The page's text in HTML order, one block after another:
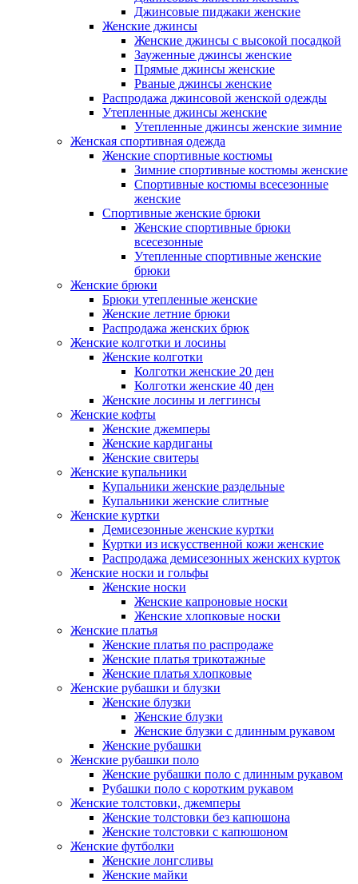
Джинсовые пиджаки женские
Женские джинсы
Женские джинсы с высокой посадкой
Зауженные джинсы женские
Прямые джинсы женские
Рваные джинсы женские
Распродажа джинсовой женской одежды
Утепленные джинсы женские
Утепленные джинсы женские зимние
Женская спортивная одежда
Женские спортивные костюмы
Зимние спортивные костюмы женские
Спортивные костюмы всесезонные
женские
Спортивные женские брюки
Женские спортивные брюки
всесезонные
Утепленные спортивные женские
брюки
Женские брюки
Брюки утепленные женские
Женские летние брюки
Распродажа женских брюк
Женские колготки и лосины
Женские колготки
Колготки женские 20 ден
Колготки женские 40 ден
Женские лосины и леггинсы
Женские кофты
Женские джемперы
Женские кардиганы
Женские свитеры
Женские купальники
Купальники женские раздельные
Купальники женские слитные
Женские куртки
Демисезонные женские куртки
Куртки из искусственной кожи женские
Распродажа демисезонных женских курток
Женские носки и гольфы
Женские носки
Женские капроновые носки
Женские хлопковые носки
Женские платья
Женские платья по распродаже
Женские платья трикотажные
Женские платья хлопковые
Женские рубашки и блузки
Женские блузки
Женские блузки
Женские блузки с длинным рукавом
Женские рубашки
Женские рубашки поло
Женские рубашки поло с длинным рукавом
Рубашки поло с коротким рукавом
Женские толстовки, джемперы
Женские толстовки без капюшона
Женские толстовки с капюшоном
Женские футболки
Женские лонгсливы
Женские майки